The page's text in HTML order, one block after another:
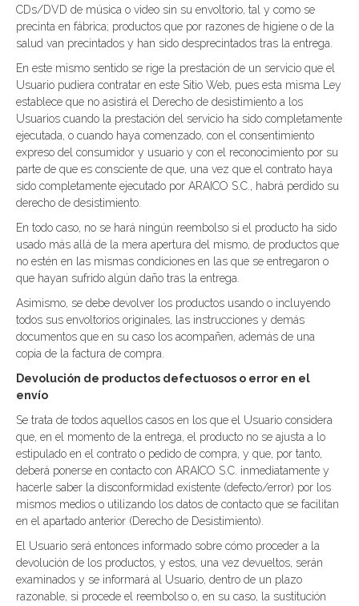
CDs/DVD de música o video sin su envoltorio, tal y como se
precinta en fábrica; productos que por razones de higiene o de la
salud van precintados y han sido desprecintados tras la entrega.
En este mismo sentido se rige la prestación de un servicio que el
Usuario pudiera contratar en este Sitio Web, pues esta misma Ley
establece que no asistirá el Derecho de desistimiento a los
Usuarios cuando la prestación del servicio ha sido completamente
ejecutada, o cuando haya comenzado, con el consentimiento
expreso del consumidor y usuario y con el reconocimiento por su
parte de que es consciente de que, una vez que el contrato haya
sido completamente ejecutado por ARAICO S.C., habrá perdido su
derecho de desistimiento.
En todo caso, no se hará ningún reembolso si el producto ha sido
usado más allá de la mera apertura del mismo, de productos que
no estén en las mismas condiciones en las que se entregaron o
que hayan sufrido algún daño tras la entrega.
Asimismo, se debe devolver los productos usando o incluyendo
todos sus envoltorios originales, las instrucciones y demás
documentos que en su caso los acompañen, además de una
copia de la factura de compra.
Devolución de productos defectuosos o error en el
envío
Se trata de todos aquellos casos en los que el Usuario considera
que, en el momento de la entrega, el producto no se ajusta a lo
estipulado en el contrato o pedido de compra, y que, por tanto,
deberá ponerse en contacto con ARAICO S.C. inmediatamente y
hacerle saber la disconformidad existente (defecto/error) por los
mismos medios o utilizando los datos de contacto que se facilitan
en el apartado anterior (Derecho de Desistimiento).
El Usuario será entonces informado sobre cómo proceder a la
devolución de los productos, y estos, una vez devueltos, serán
examinados y se informará al Usuario, dentro de un plazo
razonable, si procede el reembolso o, en su caso, la sustitución